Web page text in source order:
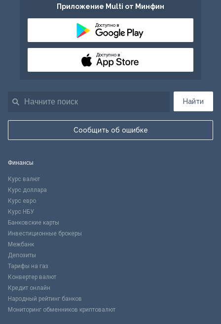
Найти
Сообщить об ошибке
Приложение Multi от Минфин
Доступно в
Доступно в
Финансы
Курс валют
Курс доллара
Курс евро
Курс НБУ
Банковские карты
Инвестиционные брокеры
Межбанк
Депозиты
Тарифы на газ
Конвертер валют
Кредит онлайн
Народный рейтинг банков
Мониторинг обменников криптовалют